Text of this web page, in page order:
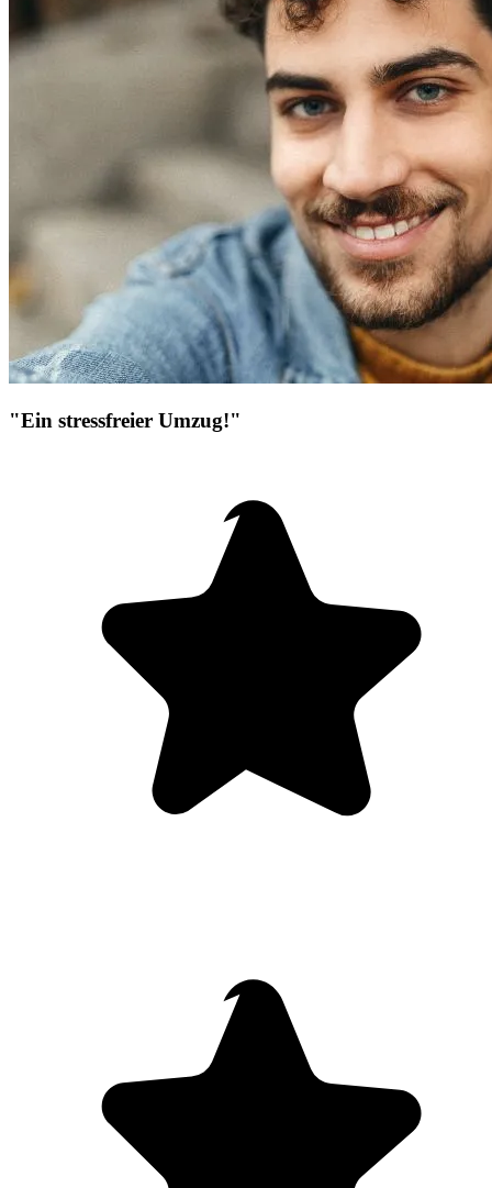
"Ein stressfreier Umzug!"